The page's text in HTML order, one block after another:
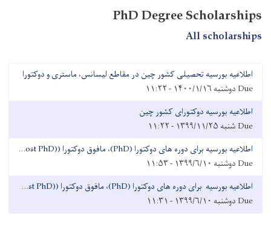
PhD Degree Scholarships
All scholarships
اطلاعیه بورسیه تحصیلی کشور چین در مقاطع لیسانس، ماستری و دوکتورا
Dueدوشنبه ۱۴۰۰/۱/۱۶ - ۱۱:۲۲
اطلاعیه بورسیه دوکتورای کشور چین
Dueشنبه ۱۳۹۹/۱۱/۲۵ - ۱۱:۲۲
اطلاعیه بورسیه برای دوره های دوکتورا (PhD)، مافوق دوکتورا ((Post PhD و دوره تحقیقاتی (Research)
Dueدوشنبه ۱۳۹۹/۶/۱۰ - ۱۱:۵۳
اطلاعیه بورسیه برای دوره های دوکتورا (PhD)، مافوق دوکتورا ((Post PhD و دوره تحقیقاتی (Research)
Dueدوشنبه ۱۳۹۹/۶/۱۰ - ۱۱:۳۱